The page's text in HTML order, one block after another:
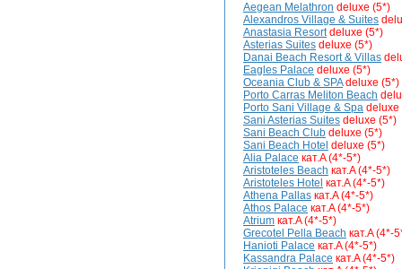
Aegean Melathron deluxe (5*)
Alexandros Village & Suites
Anastasia Resort deluxe (5*)
Asterias Suites deluxe (5*)
Danai Beach Resort & Villas
Eagles Palace deluxe (5*)
Oceania Club & SPA deluxe (5*)
Porto Carras Meliton Beach
Porto Sani Village & Spa deluxe
Sani Asterias Suites deluxe (5*)
Sani Beach Club deluxe (5*)
Sani Beach Hotel deluxe (5*)
Alia Palace кат.A (4*-5*)
Aristoteles Beach кат.A (4*-5*)
Aristoteles Hotel кат.A (4*-5*)
Athena Pallas кат.A (4*-5*)
Athos Palace кат.A (4*-5*)
Atrium кат.A (4*-5*)
Grecotel Pella Beach кат.A (4*-
Hanioti Palace кат.A (4*-5*)
Kassandra Palace кат.A (4*-5*)